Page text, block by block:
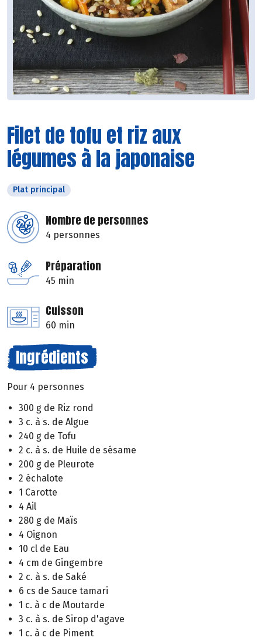
Filet de tofu et riz aux
légumes à la japonaise
Plat principal
Nombre de personnes
4 personnes
Préparation
45 min
Cuisson
60 min
Ingrédients
Pour 4 personnes
300 g de Riz rond
3 c. à s. de Algue
240 g de Tofu
2 c. à s. de Huile de sésame
200 g de Pleurote
2 échalote
1 Carotte
4 Ail
280 g de Maïs
4 Oignon
10 cl de Eau
4 cm de Gingembre
2 c. à s. de Saké
6 cs de Sauce tamari
1 c. à c de Moutarde
3 c. à s. de Sirop d'agave
1 c. à c de Piment